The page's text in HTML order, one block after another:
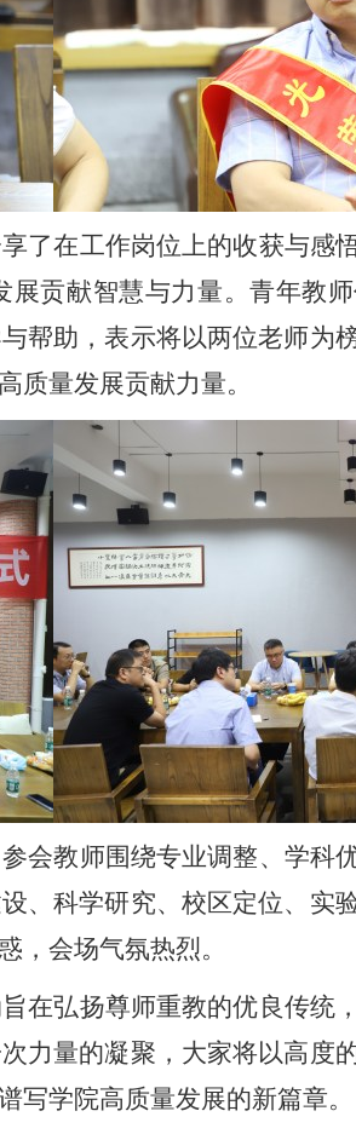
了在工作岗位上的收获与感
贡献智慧与力量。青年教
帮助，表示将以两位老师为
质量发展贡献力量。
会教师围绕专业调整、学科
、科学研究、校区定位、实
，会场气氛热烈。
旨在弘扬尊师重教的优良传统
力量的凝聚，大家将以高度
写学院高质量发展的新篇章。